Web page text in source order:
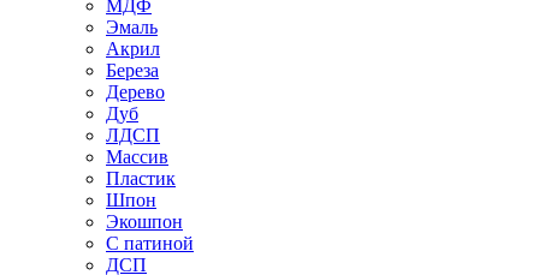
МДФ
Эмаль
Акрил
Береза
Дерево
Дуб
ЛДСП
Массив
Пластик
Шпон
Экошпон
С патиной
ДСП